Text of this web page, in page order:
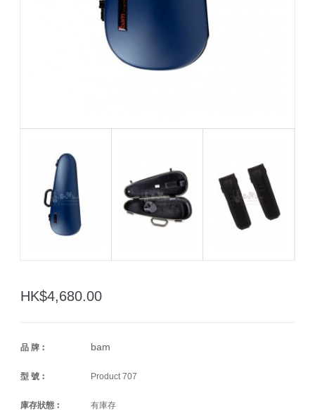
HK$4,680.00
品 牌︰ bam
型 號︰ Product 707
庫存狀態︰ 有庫存